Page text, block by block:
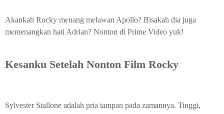
Akankah Rocky menang melawan Apollo? Bisakah dia juga
memenangkan hati Adrian? Nonton di Prime Video yuk!
Kesanku Setelah Nonton Film Rocky
Sylvester Stallone adalah pria tampan pada zamannya. Tinggi,